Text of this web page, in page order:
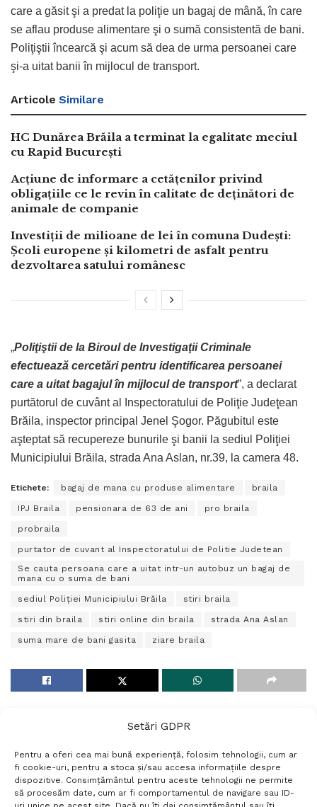
Setări GDPR
Pentru a oferi cea mai bună experiență, folosim tehnologii, cum ar
fi cookie-uri, pentru a stoca și/sau accesa informațiile despre
dispozitive. Consimțământul pentru aceste tehnologii ne permite
să procesăm date, cum ar fi comportamentul de navigare sau ID-
care a găsit şi a predat la poliţie un bagaj de mână, în care
se aflau produse alimentare şi o sumă consistentă de bani.
Poliţiştii încearcă şi acum să dea de urma persoanei care
şi-a uitat banii în mijlocul de transport.
Articole Similare
HC Dunărea Brăila a terminat la egalitate meciul
cu Rapid București
Acțiune de informare a cetățenilor privind
obligațiile ce le revin în calitate de deținători de
animale de companie
Investiții de milioane de lei în comuna Dudești:
Școli europene și kilometri de asfalt pentru
dezvoltarea satului românesc
„Poliţiştii de la Biroul de Investigaţii Criminale
efectuează cercetări pentru identificarea persoanei
care a uitat bagajul în mijlocul de transport”, a declarat
purtătorul de cuvânt al Inspectoratului de Poliţie Judeţean
Brăila, inspector principal Jenel Şogor. Păgubitul este
aşteptat să recupereze bunurile şi banii la sediul Poliţiei
Municipiului Brăila, strada Ana Aslan, nr.39, la camera 48.
Etichete: bagaj de mana cu produse alimentare braila
IPJ Braila pensionara de 63 de ani pro braila
probraila
purtator de cuvant al Inspectoratului de Politie Judetean
Se cauta persoana care a uitat intr-un autobuz un bagaj de
mana cu o suma de bani
sediul Poliţiei Municipiului Brăila stiri braila
stiri din braila stiri online din braila strada Ana Aslan
suma mare de bani gasita ziare braila